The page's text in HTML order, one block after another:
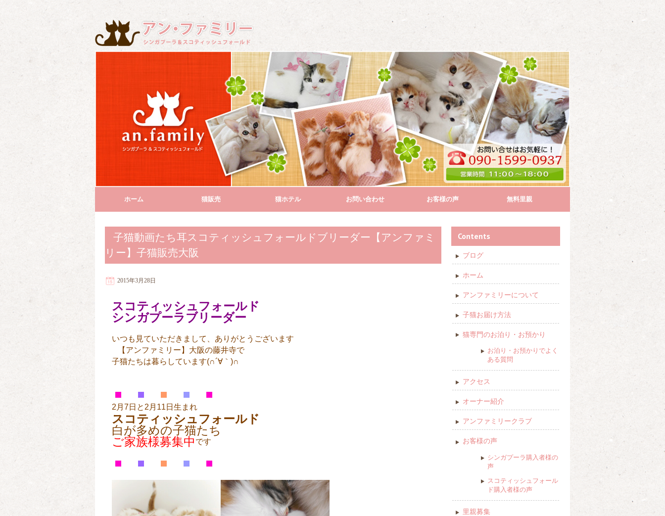
ホーム 猫販売 猫ホテル お問い合わせ お客様の声 無料里親
子猫動画たち耳スコティッシュフォールドブリーダー【アンファミ
リー】子猫販売大阪
2015年3月28日
スコティッシュフォールド
シンガプーラブリーダー
いつも見ていただきまして、ありがとうございます
【アンファミリー】大阪の藤井寺で
子猫たちは暮らしています(∩´∀｀)∩
2月7日と2月11日生まれ
スコティッシュフォールド
白が多めの子猫たち
ご家族様募集中 です
Contents
ブログ
ホーム
アンファミリーについて
子猫お届け方法
猫専門のお泊り・お預かり
お泊り・お預かりでよく
ある質問
アクセス
オーナー紹介
アンファミリークラブ
お客様の声
シンガプーラ購入者様の
声
スコティッシュフォール
ド購入者様の声
里親募集